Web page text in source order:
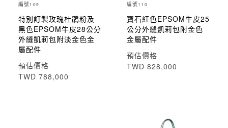
編號109
特別訂製玫瑰杜鵑粉及
黑色EPSOM牛皮28公分
外縫凱莉包附淡金色金
屬配件
預估價格
TWD 788,000
編號110
寶石紅色EPSOM牛皮25
公分外縫凱莉包附金色
金屬配件
預估價格
TWD 828,000